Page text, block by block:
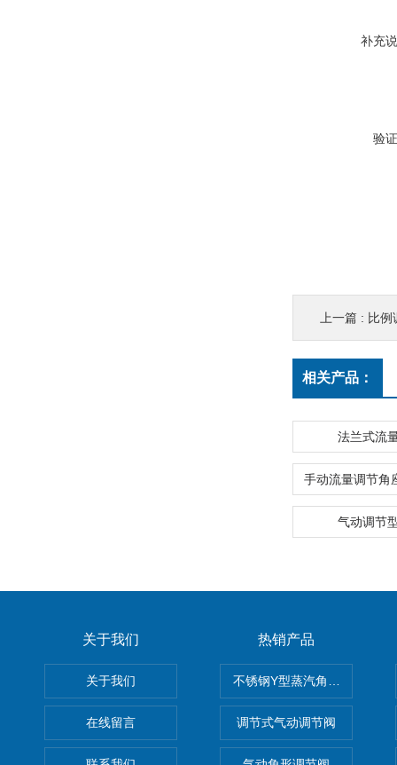
补充
验
上一篇 : 比例
相关产品：
法兰式流
气动调节
关于我们
关于我们
在线留言
热销产品
不锈钢Y型蒸汽角座阀
调节式气动调节阀